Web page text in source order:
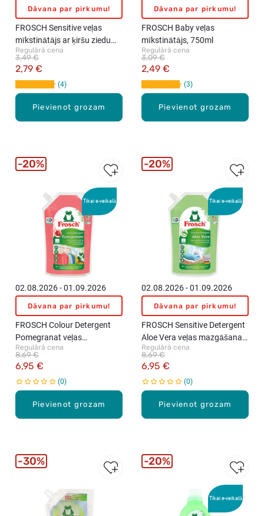
Pievienot grozam
Dāvana par pirkumu!
FROSCH Sensitive veļas
mīkstinātājs ar ķiršu ziedu
smaržu, 1000ml
Regulārā cena
2,79 €
3,49 €
4
Pievienot grozam
Dāvana par pirkumu!
FROSCH Baby veļas
mīkstinātājs, 750ml
Regulārā cena
2,49 €
3,09 €
3
Tikai e-veikalā
Pievienot grozam
02.08.2026 - 01.09.2026
Dāvana par pirkumu!
FROSCH Colour Detergent
Pomegranat veļas
mazgāšanas līdzeklis, 1.5l
Regulārā cena
6,95 €
8,69 €
0
20%
Tikai e-veikalā
Pievienot grozam
02.08.2026 - 01.09.2026
Dāvana par pirkumu!
FROSCH Sensitive Detergent
Aloe Vera veļas mazgāšanas
līdzeklis, 1.5l
Regulārā cena
6,95 €
8,69 €
0
20%
30%
Tikai e-veikalā
20%